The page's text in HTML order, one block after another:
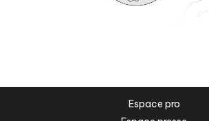
Espace pro